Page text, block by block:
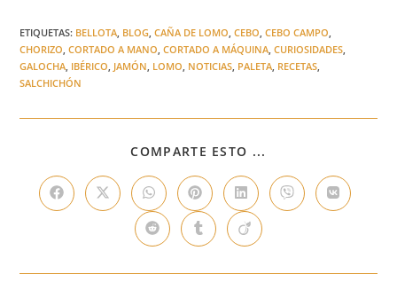
ETIQUETAS: BELLOTA, BLOG, CAÑA DE LOMO, CEBO, CEBO CAMPO,
CHORIZO, CORTADO A MANO, CORTADO A MÁQUINA, CURIOSIDADES,
GALOCHA, IBÉRICO, JAMÓN, LOMO, NOTICIAS, PALETA, RECETAS,
SALCHICHÓN
COMPARTE ESTO ...
CONTENIDO
Se
abre
Se
abre
Se
abre
en
una
nueva
Se
abre
en
una
nueva
Se
abre
en
una
nueva
Se
abre
Se
abre
Se
abre
una
Se
abre
una
Se
abre
una